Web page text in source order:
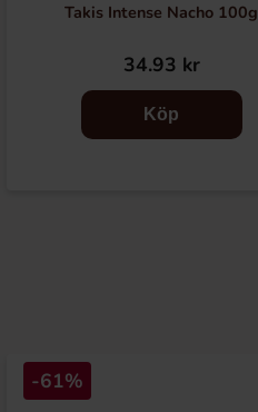
Takis Intense Nacho 100g
34.93 kr
Köp
-61%